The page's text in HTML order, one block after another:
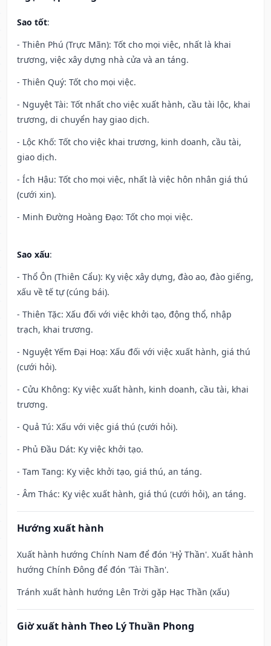
Sao tốt:
- Thiên Phú (Trực Mãn): Tốt cho mọi việc, nhất là khai
trương, việc xây dựng nhà cửa và an táng.
- Thiên Quý: Tốt cho mọi việc.
- Nguyệt Tài: Tốt nhất cho việc xuất hành, cầu tài lộc, khai
trương, di chuyển hay giao dịch.
- Lộc Khố: Tốt cho việc khai trương, kinh doanh, cầu tài,
giao dịch.
- Ích Hậu: Tốt cho mọi việc, nhất là việc hôn nhân giá thú
(cưới xin).
- Minh Đường Hoàng Đạo: Tốt cho mọi việc.
Sao xấu:
- Thổ Ôn (Thiên Cẩu): Kỵ việc xây dựng, đào ao, đào giếng,
xấu về tế tự (cúng bái).
- Thiên Tặc: Xấu đối với việc khởi tạo, động thổ, nhập
trạch, khai trương.
- Nguyệt Yếm Đại Hoạ: Xấu đối với việc xuất hành, giá thú
(cưới hỏi).
- Cửu Không: Kỵ việc xuất hành, kinh doanh, cầu tài, khai
trương.
- Quả Tú: Xấu với việc giá thú (cưới hỏi).
- Phủ Đầu Dát: Kỵ việc khởi tạo.
- Tam Tang: Kỵ việc khởi tạo, giá thú, an táng.
- Âm Thác: Kỵ việc xuất hành, giá thú (cưới hỏi), an táng.
Hướng xuất hành
Xuất hành hướng Chính Nam để đón 'Hỷ Thần'. Xuất hành
hướng Chính Đông để đón 'Tài Thần'.
Tránh xuất hành hướng Lên Trời gặp Hạc Thần (xấu)
Giờ xuất hành Theo Lý Thuần Phong